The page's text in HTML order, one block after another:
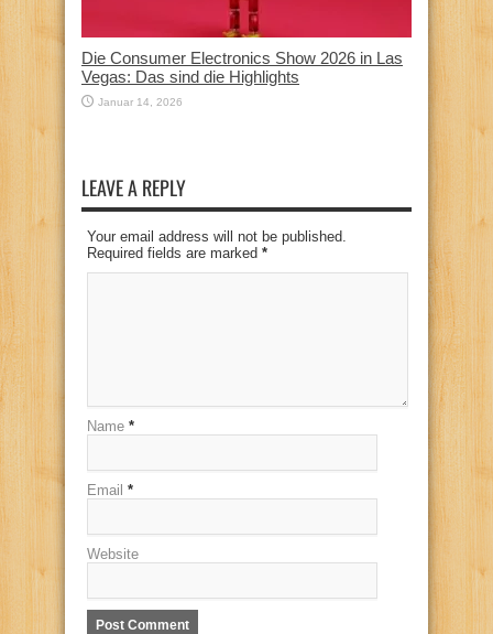
Die Consumer Electronics Show 2026 in Las
Vegas: Das sind die Highlights
Januar 14, 2026
LEAVE A REPLY
Your email address will not be published.
Required fields are marked *
Name *
Email *
Website